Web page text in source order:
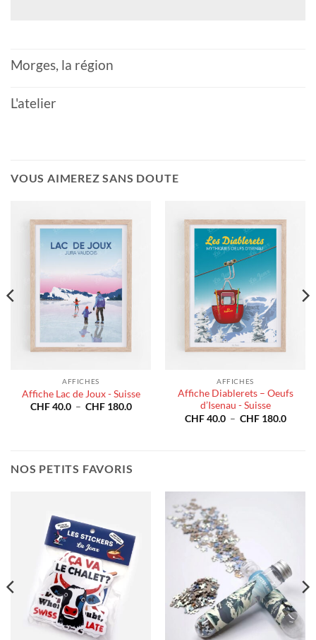
Morges, la région
L'atelier
VOUS AIMEREZ SANS DOUTE
AFFICHES
Affiche Lac de Joux - Suisse
CHF40.0 – CHF180.0Plage
AFFICHES
Affiche Diablerets – Oeufs
d’Isenau - Suisse
CHF40.0 – CHF180.0Plage
NOS PETITS FAVORIS